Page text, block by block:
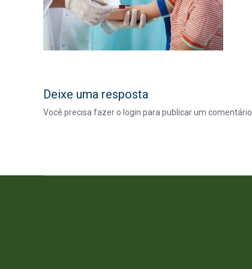
Deixe uma resposta
Você precisa fazer o login para publicar um comentário.